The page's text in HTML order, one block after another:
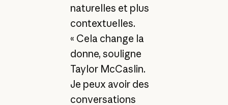
naturelles et plus
contextuelles.
« Cela change la
donne, souligne
Taylor McCaslin.
Je peux avoir des
conversations